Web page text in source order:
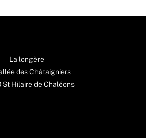
La longère
des Châtaigniers
Hilaire de Chaléons